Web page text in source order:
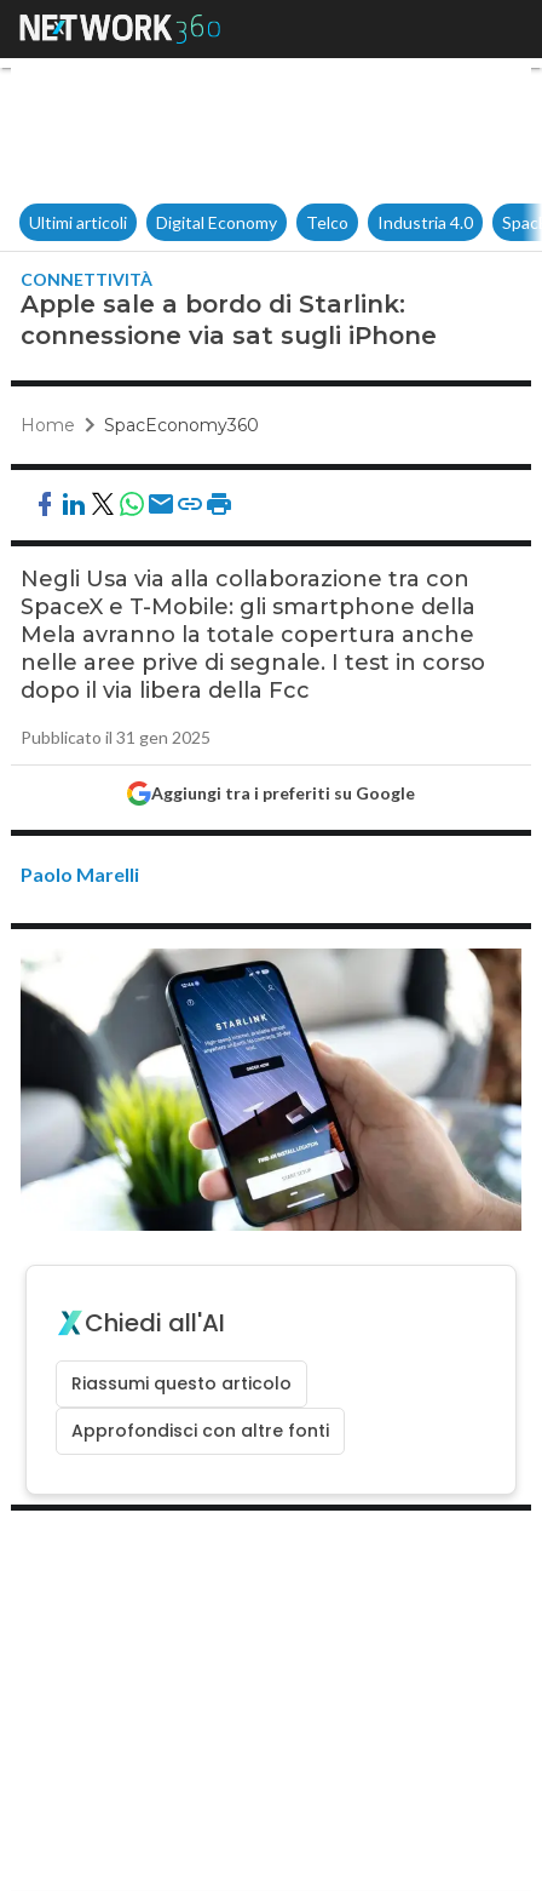
Apple sale a bordo di
Ultimi articoli Digital Economy Telco Industria 4.0
CONNETTIVITÀ
Apple sale a bordo di Starlink:
connessione via sat sugli iPhone
Home SpacEconomy360
Negli Usa via alla collaborazione tra con
SpaceX e T-Mobile: gli smartphone della
Mela avranno la totale copertura anche
nelle aree prive di segnale. I test in corso
dopo il via libera della Fcc
Pubblicato il 31 gen 2025
Aggiungi tra i preferiti su Google
Paolo Marelli
Chiedi all'AI
Riassumi questo articolo
Approfondisci con altre fonti